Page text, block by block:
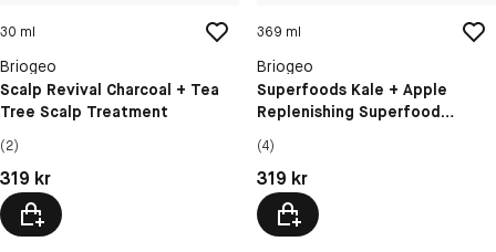
30 ml
Briogeo
Scalp Revival Charcoal + Tea
Tree Scalp Treatment
(2)
Pris: 319 kr
319 kr
369 ml
Briogeo
Superfoods Kale + Apple
Replenishing Superfood
(4)
Pris: 319 kr
319 kr